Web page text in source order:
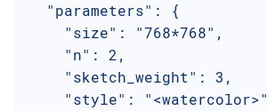
  "parameters": {
    "size": "768*768",
    "n": 2,
    "sketch_weight": 3,
    "style": "<watercolor>"